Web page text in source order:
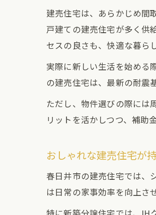
建売住宅は、あらかじめ間
戸建ての建売住宅が多く供
セスの良さも、快適な暮ら
実際に新しい生活を始める
の建売住宅は、最新の耐震
ただし、物件選びの際には
リットを活かしつつ、補助
おしゃれな建売住宅が
春日井市の建売住宅では、
は日常の家事効率を向上さ